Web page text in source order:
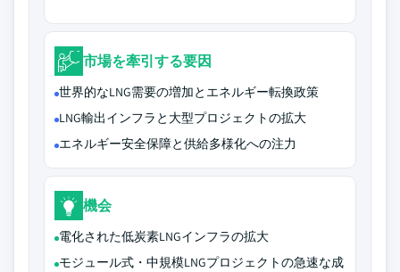
市場を牽引する要因
世界的なLNG需要の増加とエネルギー転換政策
LNG輸出インフラと大型プロジェクトの拡大
エネルギー安全保障と供給多様化への注力
機会
電化された低炭素LNGインフラの拡大
モジュール式・中規模LNGプロジェクトの急速な成